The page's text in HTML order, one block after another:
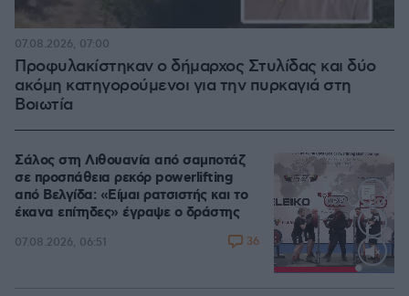
Προφυλακίστηκαν ο δήμαρχος Στυλίδας και δύο
ακόμη κατηγορούμενοι για την πυρκαγιά στη
Βοιωτία
07.08.2026, 07:00
Loaded:
Σάλος στη Λιθουανία από σαμποτάζ
σε προσπάθεια ρεκόρ powerlifting
από Βελγίδα: «Είμαι ρατσιστής και το
έκανα επίτηδες» έγραψε ο δράστης
07.08.2026, 06:51 36